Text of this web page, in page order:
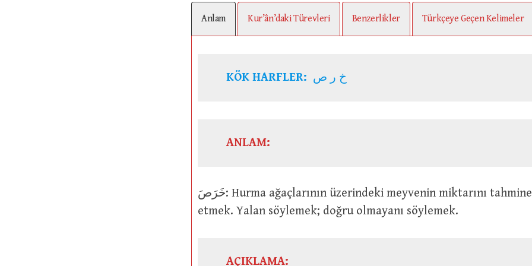
Anlam Kur’ân’daki Türevleri Benzerlikler Türkçeye Geçen Kelimeler
KÖK HARFLER: خ ر ص
ANLAM:
خَرَصَ: Hurma ağaçlarının üzerindeki meyvenin miktarını tahminen hesap
etmek. Yalan söylemek; doğru olmayanı söylemek.
AÇIKLAMA: